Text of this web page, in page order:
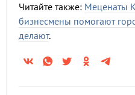
Читайте также: Меценаты
бизнесмены помогают
делают.